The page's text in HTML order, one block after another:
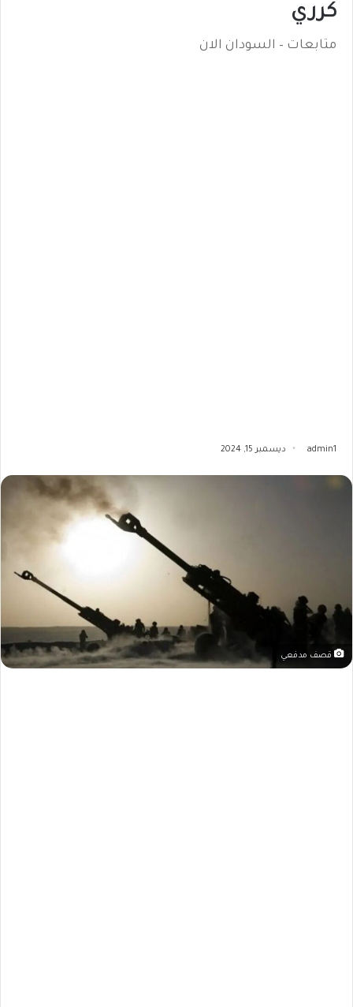
كرري
متابعات – السودان الان
admin1 ديسمبر 15, 2024
قصف مدفعي